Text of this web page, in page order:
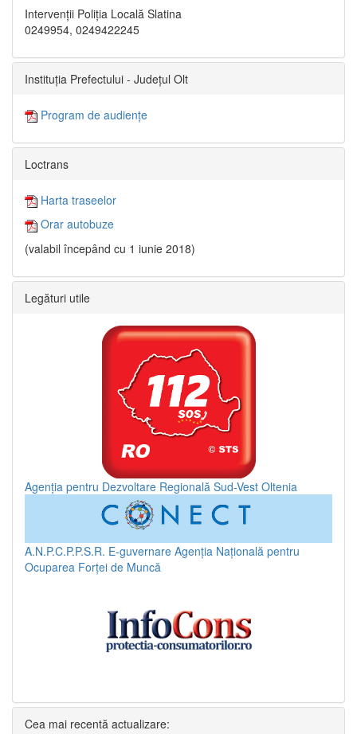
Intervenții Poliția Locală Slatina
0249954, 0249422245
Instituția Prefectului - Județul Olt
Program de audiențe
Loctrans
Harta traseelor
Orar autobuze
(valabil începând cu 1 iunie 2018)
Legături utile
Agenția pentru Dezvoltare Regională Sud-Vest Oltenia
A.N.P.C.P.P.S.R. E-guvernare Agenția Națională pentru
Ocuparea Forței de Muncă
Cea mai recentă actualizare: